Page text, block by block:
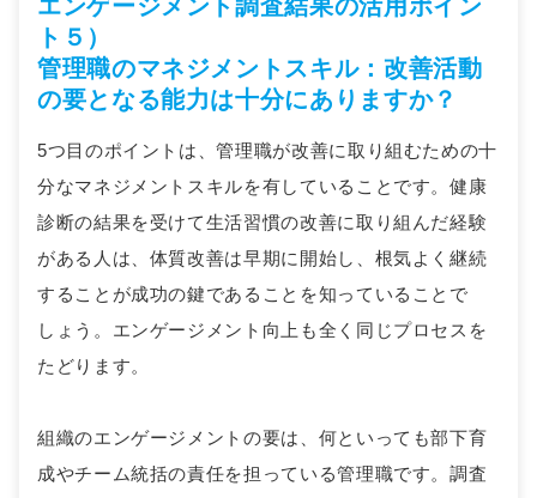
エンゲージメント調査結果の活用ポイン
ト５）
管理職のマネジメントスキル：改善活動
の要となる能力は十分にありますか？
5つ目のポイントは、管理職が改善に取り組むための十
分なマネジメントスキルを有していることです。健康
診断の結果を受けて生活習慣の改善に取り組んだ経験
がある人は、体質改善は早期に開始し、根気よく継続
することが成功の鍵であることを知っていることで
しょう。エンゲージメント向上も全く同じプロセスを
たどります。
組織のエンゲージメントの要は、何といっても部下育
成やチーム統括の責任を担っている管理職です。調査